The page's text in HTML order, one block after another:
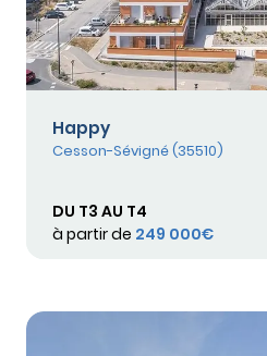
Happy
Cesson-Sévigné (35510)
DU T3 AU T4
à partir de 249 000€